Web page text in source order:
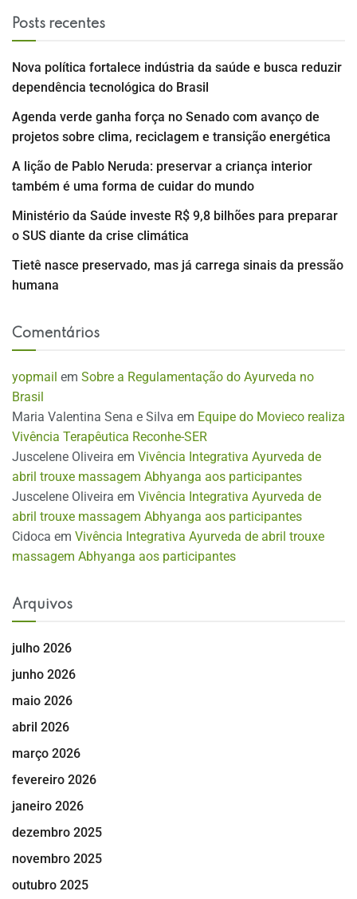
Posts recentes
Nova política fortalece indústria da saúde e busca reduzir
dependência tecnológica do Brasil
Agenda verde ganha força no Senado com avanço de
projetos sobre clima, reciclagem e transição energética
A lição de Pablo Neruda: preservar a criança interior
também é uma forma de cuidar do mundo
Ministério da Saúde investe R$ 9,8 bilhões para preparar
o SUS diante da crise climática
Tietê nasce preservado, mas já carrega sinais da pressão
humana
Comentários
yopmail em Sobre a Regulamentação do Ayurveda no
Brasil
Maria Valentina Sena e Silva em Equipe do Movieco realiza
Vivência Terapêutica Reconhe-SER
Juscelene Oliveira em Vivência Integrativa Ayurveda de
abril trouxe massagem Abhyanga aos participantes
Juscelene Oliveira em Vivência Integrativa Ayurveda de
abril trouxe massagem Abhyanga aos participantes
Cidoca em Vivência Integrativa Ayurveda de abril trouxe
massagem Abhyanga aos participantes
Arquivos
julho 2026
junho 2026
maio 2026
abril 2026
março 2026
fevereiro 2026
janeiro 2026
dezembro 2025
novembro 2025
outubro 2025